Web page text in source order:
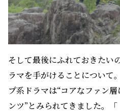
そして最後にふれておきたい
ラマを手がけることについて
プ系ドラマは“コアなファン
ンツ”とみられてきました。